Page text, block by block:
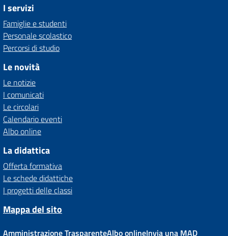
I servizi
Famiglie e studenti
Personale scolastico
Percorsi di studio
Le novità
Le notizie
I comunicati
Le circolari
Calendario eventi
Albo online
La didattica
Offerta formativa
Le schede didattiche
I progetti delle classi
Mappa del sito
Amministrazione TrasparenteAlbo onlineInvia una MAD